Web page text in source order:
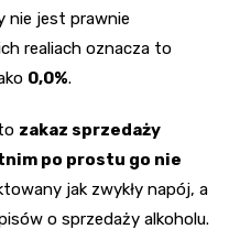
nie jest prawnie
realiach oznacza to
0,0%.
zakaz sprzedaży
po prostu go nie
jak zwykły napój, a
o sprzedaży alkoholu.